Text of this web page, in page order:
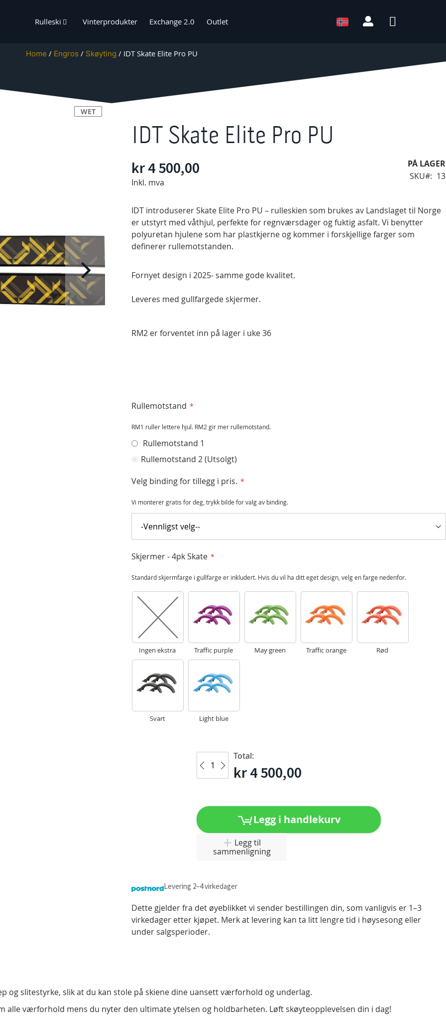
Rulleski Vinterprodukter Exchange 2.0 Outlet Språk
Språk:
Min konto
Home Engros Skøyting IDT Skate Elite Pro PU
WET
IDT Skate Elite Pro PU
kr 4 500,00
PÅ LAGER
SKU
13
Inkl. mva
IDT introduserer Skate Elite Pro PU – rulleskien som brukes av Landslaget til Norge
er utstyrt med våthjul, perfekte for regnværsdager og fuktig asfalt. Vi benytter
polyuretan hjulene som har plastkjerne og kommer i forskjellige farger som
definerer rullemotstanden.
Fornyet design i 2025- samme gode kvalitet.
Leveres med gullfargede skjermer.
RM2 er forventet inn på lager i uke 36
Rullemotstand
RM1 ruller lettere hjul. RM2 gir mer rullemotstand.
Rullemotstand 1
Rullemotstand 2 (Utsolgt)
Velg binding for tillegg i pris.
Vi monterer gratis for deg, trykk bilde for valg av binding.
Skjermer - 4pk Skate
Standard skjermfarge i gullfarge er inkludert. Hvis du vil ha ditt eget design, velg en farge nedenfor.
Ingen ekstra Traffic purple May green Traffic orange Rød
Svart Light blue
Total:
kr 4 500,00
Legg i handlekurv
Legg til
sammenligning
Levering 2–4 virkedager
Dette gjelder fra det øyeblikket vi sender bestillingen din, som vanligvis er 1–3
virkedager etter kjøpet. Merk at levering kan ta litt lengre tid i høysesong eller
under salgsperioder.
og slitestyrke, slik at du kan stole på skiene dine uansett værforhold og underlag.
alle værforhold mens du nyter den ultimate ytelsen og holdbarheten. Løft skøyteopplevelsen din i dag!